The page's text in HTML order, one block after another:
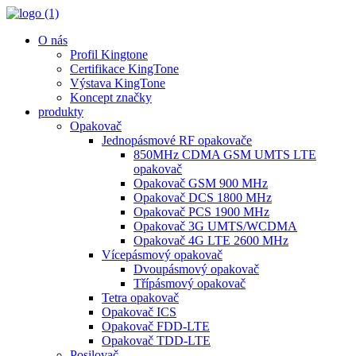
O nás
Profil Kingtone
Certifikace KingTone
Výstava KingTone
Koncept značky
produkty
Opakovač
Jednopásmové RF opakovače
850MHz CDMA GSM UMTS LTE
opakovač
Opakovač GSM 900 MHz
Opakovač DCS 1800 MHz
Opakovač PCS 1900 MHz
Opakovač 3G UMTS/WCDMA
Opakovač 4G LTE 2600 MHz
Vícepásmový opakovač
Dvoupásmový opakovač
Třípásmový opakovač
Tetra opakovač
Opakovač ICS
Opakovač FDD-LTE
Opakovač TDD-LTE